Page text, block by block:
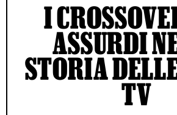
I
ASSURDI
STORIA
TV